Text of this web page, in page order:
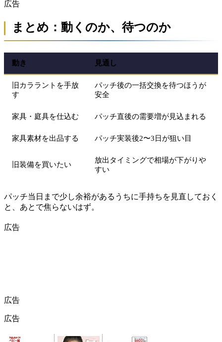
広告
まとめ：動くのか、待つのか
動き 見通し
旧カララントを手放
す
パッチ後の一括交換を待つほうが
安全
家具・庭具を仕込む パッチ直後の需要増が見込まれる
家具素材を出品する パッチ実装後2〜3日が狙い目
旧装備を買いたい
放出タイミングで相場が下がりや
すい
パッチ当日まで少し余裕があるうちに手持ちを見直しておく
と、あとで焦らないはず。
広告
広告
広告